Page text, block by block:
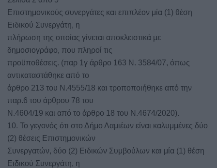
Επιστημονικούς συνεργάτες και επιπλέον μία (1) θέση
Ειδικού Συνεργάτη, η
πλήρωση της οποίας γίνεται αποκλειστικά με
δημοσιογράφο, που πληροί τις
προϋποθέσεις. (παρ 1γ άρθρο 163 Ν. 3584/07, όπως
αντικαταστάθηκε από το
άρθρο 213 του Ν.4555/18 και τροποποιήθηκε από την
παρ.6 του άρθρου 78 του
Ν.4604/19 και από το άρθρο 18 του Ν.4674/2020).
10. Το γεγονός ότι στο Δήμο Λαμιέων είναι καλυμμένες δύο
(2) θέσεις Επιστημονικών
Συνεργατών, δύο (2) Ειδικών Συμβούλων και μία (1) θέση
Ειδικού Συνεργάτη, η